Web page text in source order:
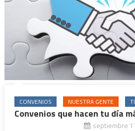
CONVENIOS NUESTRA GENTE
Convenios que hacen tu día
septiembre